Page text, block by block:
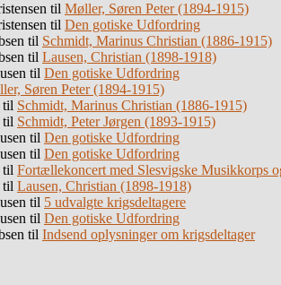
til Møller, Søren Peter (1894-1915)
til Den gotiske Udfordring
til Schmidt, Marinus Christian (1886-1915)
til Lausen, Christian (1898-1918)
til Den gotiske Udfordring
Søren Peter (1894-1915)
til Schmidt, Marinus Christian (1886-1915)
til Schmidt, Peter Jørgen (1893-1915)
til Den gotiske Udfordring
til Den gotiske Udfordring
til Fortællekoncert med Slesvigske Musikkorps
til Lausen, Christian (1898-1918)
til 5 udvalgte krigsdeltagere
til Den gotiske Udfordring
til Indsend oplysninger om krigsdeltager